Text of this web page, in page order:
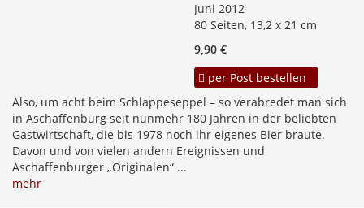
Juni 2012
80 Seiten, 13,2 x 21 cm
9,90 €
per Post bestellen
Also, um acht beim Schlappeseppel – so verabredet man sich
in Aschaffenburg seit nunmehr 180 Jahren in der beliebten
Gastwirtschaft, die bis 1978 noch ihr eigenes Bier braute.
Davon und von vielen andern Ereignissen und
Aschaffenburger „Originalen“ ...
mehr